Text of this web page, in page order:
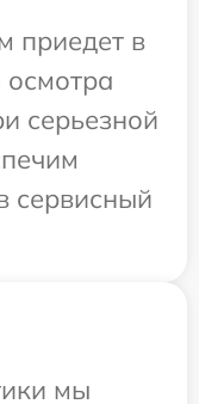
приедет в
серьезной
сервисный
мы